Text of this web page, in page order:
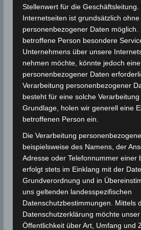
Stellenwert für die
Internetseiten ist grundsätzlich
personenbezogener Daten möglich.
betroffene Person besondere
Unternehmens über unsere
nehmen möchte, könnte jedoch
personenbezogener Daten
Verarbeitung personenbezogener
besteht für eine solche
Grundlage, holen wir generell eine
betroffenen Person ein.
Die Verarbeitung
beispielsweise des Namens, der
Adresse oder Telefonnummer einer
erfolgt stets im Einklang mit der
Grundverordnung und in
uns geltenden landesspezifischen
Datenschutzbestimmungen. Mittels
Datenschutzerklärung möchte
Öffentlichkeit über Art, Umfang und